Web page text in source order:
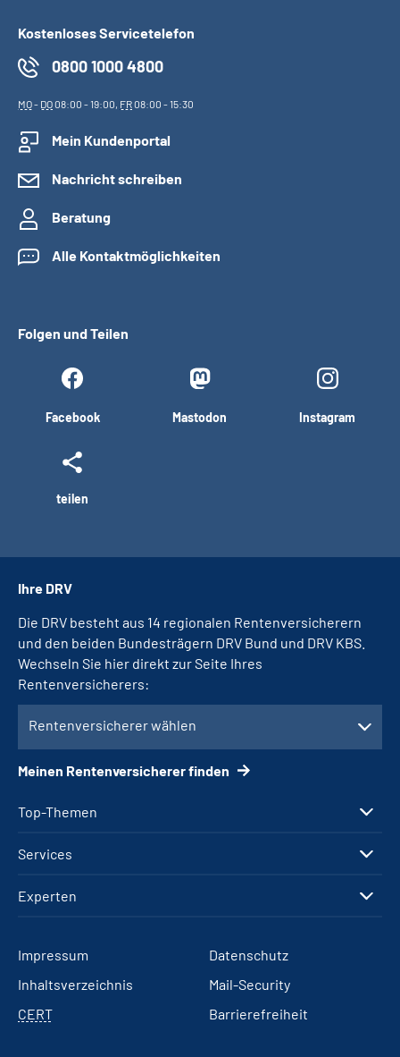
Kostenloses Servicetelefon
0800 1000 4800
MO- DO08:00 - 19:00, FR08:00 - 15:30
Mein Kundenportal
Nachricht schreiben
Beratung
Alle Kontaktmöglichkeiten
Folgen und Teilen
Facebook Mastodon Instagram
teilen
Top-Themen
Services
Experten
Ihre DRV
Die DRV besteht aus 14 regionalen Rentenversicherern
und den beiden Bundesträgern DRV Bund und DRV KBS.
Wechseln Sie hier direkt zur Seite Ihres
Rentenversicherers:
Rentenversicherer wählen
Meinen Rentenversicherer finden
Impressum
Datenschutz
Inhaltsverzeichnis
Mail-Security
CERT
Barrierefreiheit